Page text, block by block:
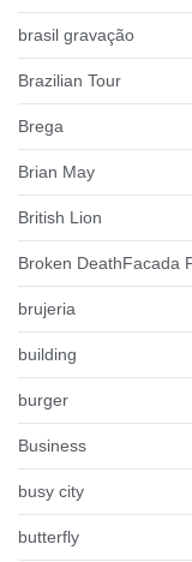
brasil gravação
Brazilian Tour
Brega
Brian May
British Lion
Broken DeathFacada
brujeria
building
burger
Business
busy city
butterfly